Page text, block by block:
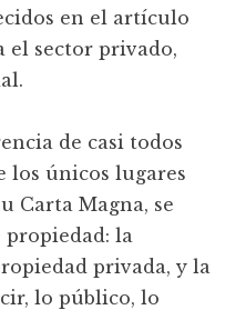
en el artículo
el sector privado,
de casi todos
los únicos lugares
Carta Magna, se
propiedad: la
privada, y la
lo público, lo